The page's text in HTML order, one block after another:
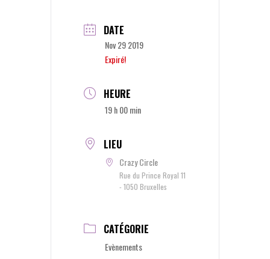
DATE
Nov 29 2019
Expiré!
HEURE
19 h 00 min
LIEU
Crazy Circle
Rue du Prince Royal 11
- 1050 Bruxelles
CATÉGORIE
Evènements